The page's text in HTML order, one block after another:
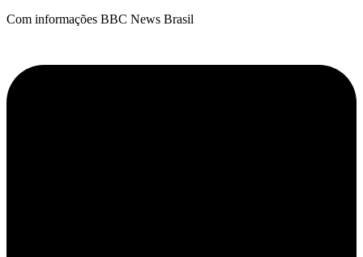
Com informações BBC News Brasil